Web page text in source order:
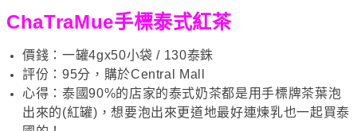
ChaTraMue手標泰式紅茶
價錢：一罐4gx50小袋 / 130泰銖
評份：95分，購於Central Mall
心得：泰國90%的店家的泰式奶茶都是用手標牌茶葉泡
出來的(紅罐)，想要泡出來更道地最好連煉乳也一起買泰